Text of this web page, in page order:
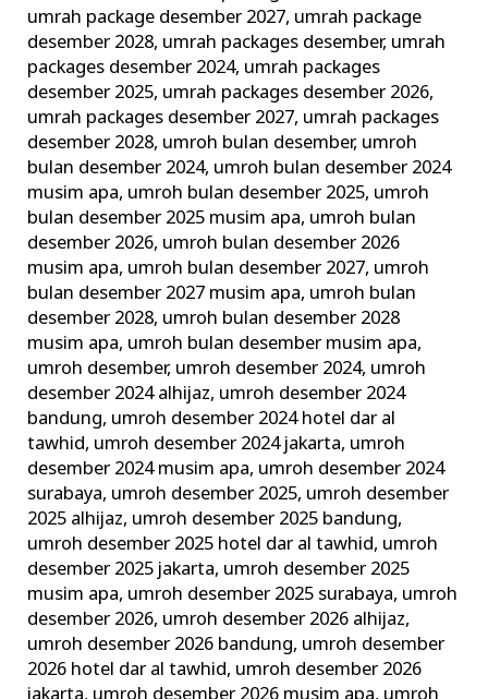
umrah package desember 2027, umrah package
desember 2028, umrah packages desember, umrah
packages desember 2024, umrah packages
desember 2025, umrah packages desember 2026,
umrah packages desember 2027, umrah packages
desember 2028, umroh bulan desember, umroh
bulan desember 2024, umroh bulan desember 2024
musim apa, umroh bulan desember 2025, umroh
bulan desember 2025 musim apa, umroh bulan
desember 2026, umroh bulan desember 2026
musim apa, umroh bulan desember 2027, umroh
bulan desember 2027 musim apa, umroh bulan
desember 2028, umroh bulan desember 2028
musim apa, umroh bulan desember musim apa,
umroh desember, umroh desember 2024, umroh
desember 2024 alhijaz, umroh desember 2024
bandung, umroh desember 2024 hotel dar al
tawhid, umroh desember 2024 jakarta, umroh
desember 2024 musim apa, umroh desember 2024
surabaya, umroh desember 2025, umroh desember
2025 alhijaz, umroh desember 2025 bandung,
umroh desember 2025 hotel dar al tawhid, umroh
desember 2025 jakarta, umroh desember 2025
musim apa, umroh desember 2025 surabaya, umroh
desember 2026, umroh desember 2026 alhijaz,
umroh desember 2026 bandung, umroh desember
2026 hotel dar al tawhid, umroh desember 2026